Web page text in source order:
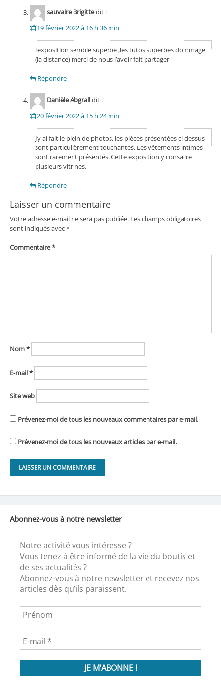
sauvaire Brigittedit :
19 février 2022 à 16 h 36 min
l’exposition semble superbe ,les tutos superbes dommage
(la distance) merci de nous l’avoir fait partager
Répondre
Danièle Abgralldit :
20 février 2022 à 15 h 24 min
J’y ai fait le plein de photos, les pièces présentées ci-dessus
sont particulièrement touchantes. Les vêtements intimes
sont rarement présentés. Cette exposition y consacre
plusieurs vitrines.
Répondre
Laisser un commentaire
Votre adresse e-mail ne sera pas publiée. Les champs obligatoires
sont indiqués avec*
Commentaire*
Nom*
E-mail*
Site web
Prévenez-moi de tous les nouveaux commentaires par e-mail.
Prévenez-moi de tous les nouveaux articles par e-mail.
Abonnez-vous à notre newsletter
Notre activité vous intéresse ?
Vous tenez à être informé de la vie du boutis et
de ses actualités ?
Abonnez-vous à notre newsletter et recevez nos
articles dès qu’ils paraissent.